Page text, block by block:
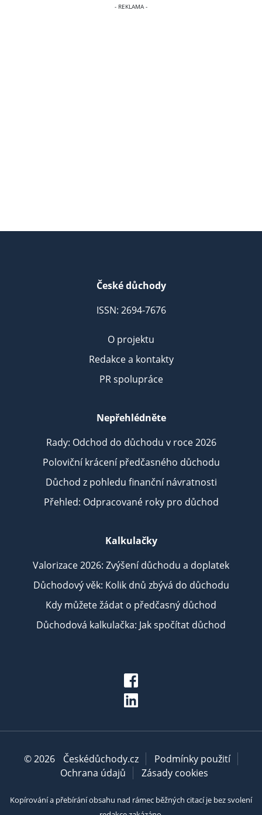
České důchody
ISSN: 2694-7676
O projektu
Redakce a kontakty
PR spolupráce
Nepřehlédněte
Rady: Odchod do důchodu v roce 2026
Poloviční krácení předčasného důchodu
Důchod z pohledu finanční návratnosti
Přehled: Odpracované roky pro důchod
Kalkulačky
Valorizace 2026: Zvýšení důchodu a doplatek
Důchodový věk: Kolik dnů zbývá do důchodu
Kdy můžete žádat o předčasný důchod
Důchodová kalkulačka: Jak spočítat důchod
© 2026 Českédůchody.cz
Podmínky použití
Ochrana údajů
Zásady cookies
Kopírování a přebírání obsahu nad rámec běžných citací je bez svolení